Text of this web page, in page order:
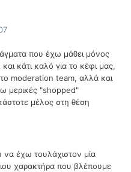
που έχω μάθει μόνος
κάτι καλό για το κέφι μας,
moderation team, αλλά και
μερικές "shopped"
μέλος στη θέση
έχω τουλάχιστον μία
χαρακτήρα που βλέπουμε